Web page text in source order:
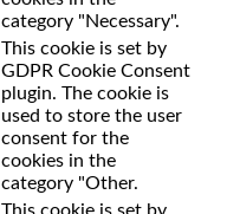
category "Necessary".
This cookie is set by
GDPR Cookie Consent
plugin. The cookie is
used to store the user
consent for the
cookies in the
category "Other.